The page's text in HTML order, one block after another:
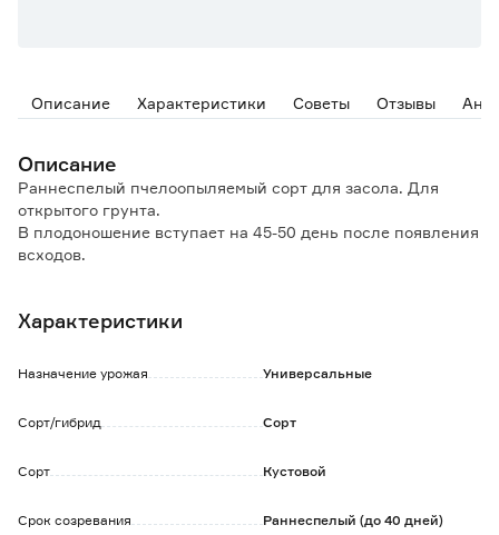
Описание Характеристики Советы Отзывы
Описание
Раннеспелый пчелоопыляемый сорт для засола. Для
открытого грунта.
В плодоношение вступает на 45-50 день после появления
всходов.
темно-зеленого цвета, опушение черное. Масса 100-120 г,
Характеристики
Назначение урожая Универсальные
Сорт/гибрид Сорт
Сорт Кустовой
Срок созревания Раннеспелый (до 40 дней)